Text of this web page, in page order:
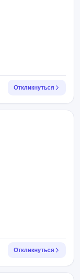
Откликнуться
Откликнуться